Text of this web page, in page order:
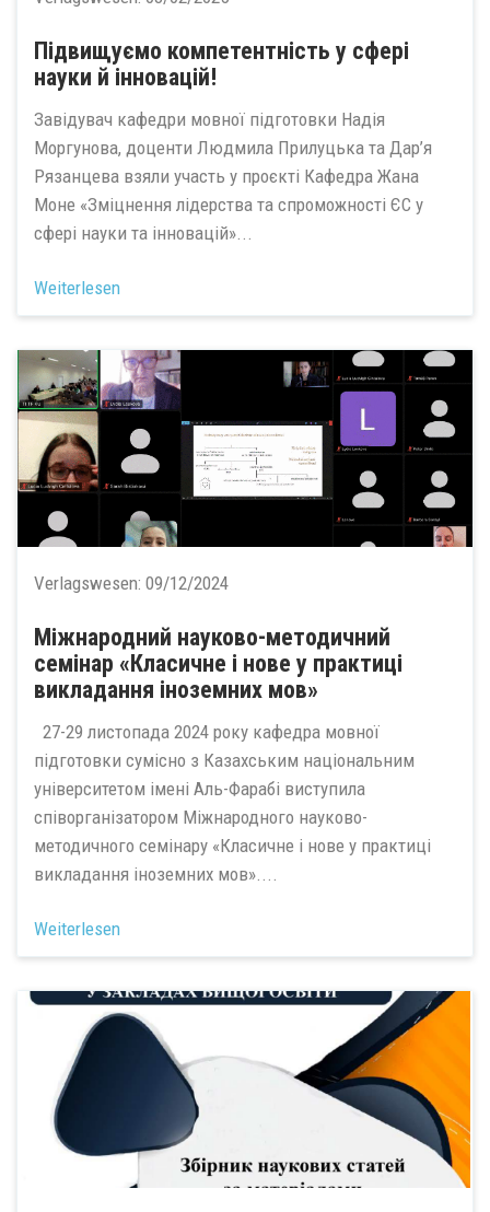
Підвищуємо компетентність у сфері
науки й інновацій!
Завідувач кафедри мовної підготовки Надія
Моргунова, доценти Людмила Прилуцька та Дар’я
Рязанцева взяли участь у проєкті Кафедра Жана
Моне «Зміцнення лідерства та спроможності ЄС у
сфері науки та інновацій»...
Weiterlesen
Verlagswesen: 09/12/2024
Міжнародний науково-методичний
семінар «Класичне і нове у практиці
викладання іноземних мов»
27-29 листопада 2024 року кафедра мовної
підготовки сумісно з Казахським національним
університетом імені Аль-Фарабі виступила
співорганізатором Міжнародного науково-
методичного семінару «Класичне і нове у практиці
викладання іноземних мов»....
Weiterlesen